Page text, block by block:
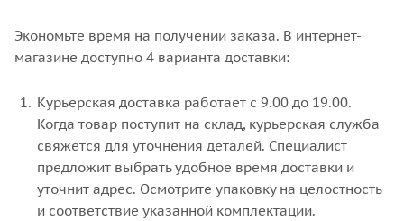
Экономьте время на получении заказа. В интернет-
магазине доступно 4 варианта доставки:
Курьерская доставка работает с 9.00 до 19.00.
Когда товар поступит на склад, курьерская служба
свяжется для уточнения деталей. Специалист
предложит выбрать удобное время доставки и
уточнит адрес. Осмотрите упаковку на целостность
и соответствие указанной комплектации.